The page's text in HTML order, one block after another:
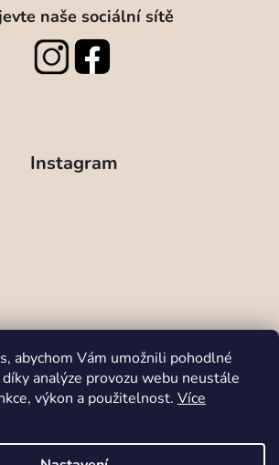
abychom Vám umožnili pohodlné
analýze provozu webu neustále
výkon a použitelnost. Více
naše sociální sítě
Instagram
na Instagramu